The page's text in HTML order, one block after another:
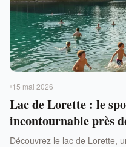
15 mai 2026
Lac de Lorette : le
incontournable près
Découvrez le lac de Lorette,